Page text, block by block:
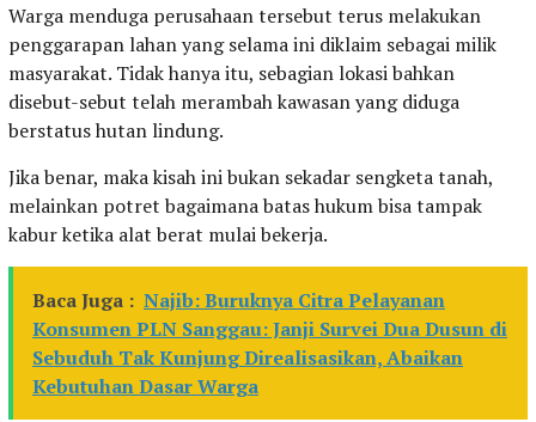
Warga menduga perusahaan tersebut terus melakukan
penggarapan lahan yang selama ini diklaim sebagai milik
masyarakat. Tidak hanya itu, sebagian lokasi bahkan
disebut-sebut telah merambah kawasan yang diduga
berstatus hutan lindung.
Jika benar, maka kisah ini bukan sekadar sengketa tanah,
melainkan potret bagaimana batas hukum bisa tampak
kabur ketika alat berat mulai bekerja.
Baca Juga : Najib: Buruknya Citra Pelayanan
Konsumen PLN Sanggau: Janji Survei Dua Dusun di
Sebuduh Tak Kunjung Direalisasikan, Abaikan
Kebutuhan Dasar Warga